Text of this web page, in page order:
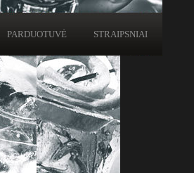
PARDUOTUVĖ STRAIPSNIAI